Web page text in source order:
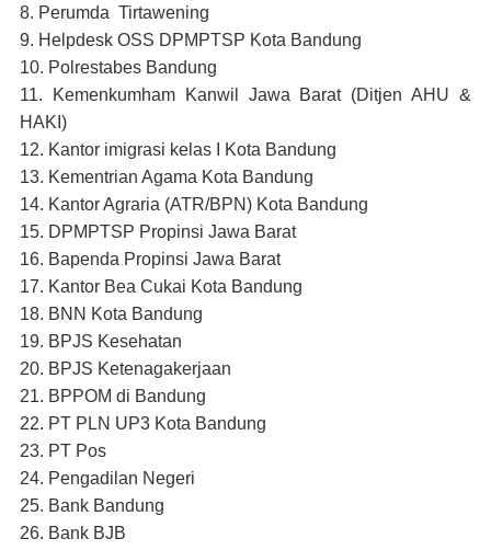
8. Perumda Tirtawening
9. Helpdesk OSS DPMPTSP Kota Bandung
10. Polrestabes Bandung
11. Kemenkumham Kanwil Jawa Barat (Ditjen AHU &
HAKI)
12. Kantor imigrasi kelas I Kota Bandung
13. Kementrian Agama Kota Bandung
14. Kantor Agraria (ATR/BPN) Kota Bandung
15. DPMPTSP Propinsi Jawa Barat
16. Bapenda Propinsi Jawa Barat
17. Kantor Bea Cukai Kota Bandung
18. BNN Kota Bandung
19. BPJS Kesehatan
20. BPJS Ketenagakerjaan
21. BPPOM di Bandung
22. PT PLN UP3 Kota Bandung
23. PT Pos
24. Pengadilan Negeri
25. Bank Bandung
26. Bank BJB